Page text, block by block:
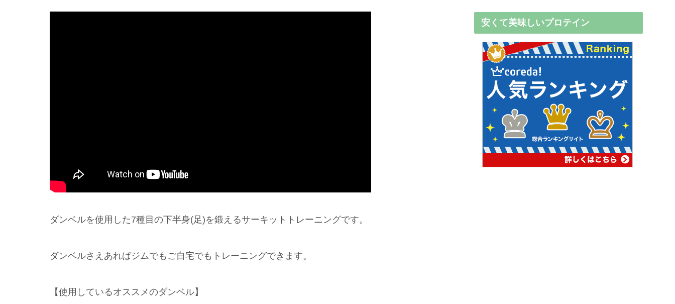
ダンベルを使用した7種目の下半身(足)を鍛えるサーキットトレーニングです。
ダンベルさえあればジムでもご自宅でもトレーニングできます。
【使用しているオススメのダンベル】
安くて美味しいプロテイン